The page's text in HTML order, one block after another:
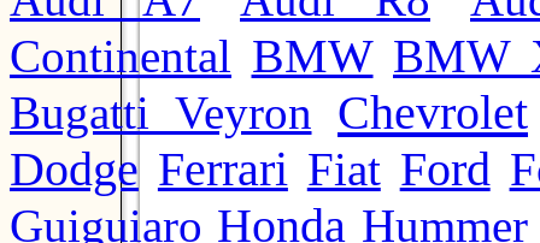
Continental BMW BMW
Bugatti Veyron Chevrolet
Dodge Ferrari Fiat Ford
Guiguiaro Honda Hummer